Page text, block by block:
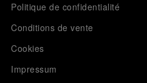
Politique de confidentialité
Conditions de vente
Cookies
Impressum